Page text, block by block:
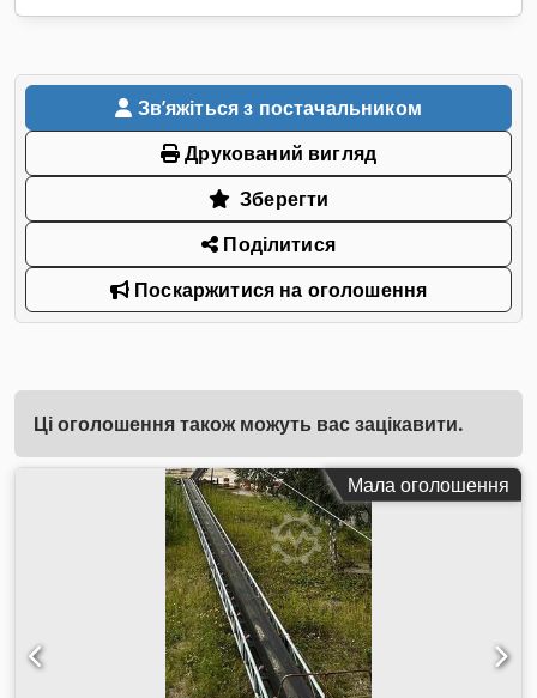
Звʼяжіться з постачальником
Друкований вигляд
Зберегти
Поділитися
Поскаржитися на оголошення
Ці оголошення також можуть вас зацікавити.
Мала оголошення